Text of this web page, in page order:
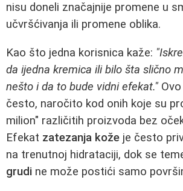
nisu doneli značajnije promene u
učvršćivanja ili promene oblika.
Kao što jedna korisnica kaže:
da ijedna kremica ili bilo šta slično
nešto i da to bude vidni efekat."
često, naročito kod onih koje su
milion" različitih proizvoda bez
Efekat zatezanja kože je često
na trenutnoj hidrataciji, dok se
grudi ne može postići samo